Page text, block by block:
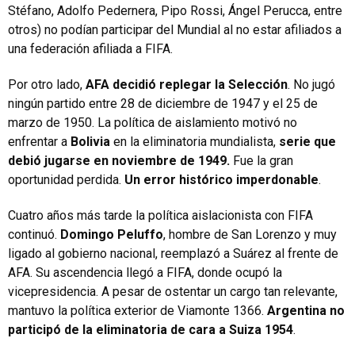
Stéfano, Adolfo Pedernera, Pipo Rossi, Ángel Perucca, entre
otros) no podían participar del Mundial al no estar afiliados a
una federación afiliada a FIFA.
Por otro lado, AFA decidió replegar la Selección. No jugó
ningún partido entre 28 de diciembre de 1947 y el 25 de
marzo de 1950. La política de aislamiento motivó no
enfrentar a Bolivia en la eliminatoria mundialista, serie que
debió jugarse en noviembre de 1949. Fue la gran
oportunidad perdida. Un error histórico imperdonable.
Cuatro años más tarde la política aislacionista con FIFA
continuó. Domingo Peluffo, hombre de San Lorenzo y muy
ligado al gobierno nacional, reemplazó a Suárez al frente de
AFA. Su ascendencia llegó a FIFA, donde ocupó la
vicepresidencia. A pesar de ostentar un cargo tan relevante,
mantuvo la política exterior de Viamonte 1366. Argentina no
participó de la eliminatoria de cara a Suiza 1954.